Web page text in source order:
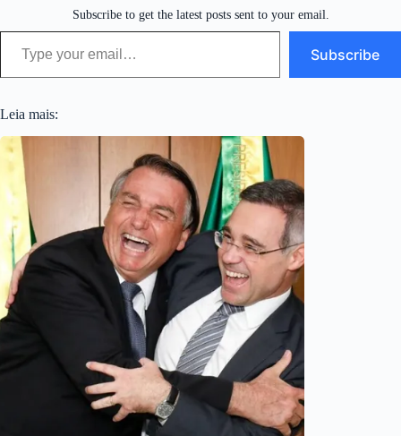
Subscribe to get the latest posts sent to your email.
Type your email…
Subscribe
Leia mais: